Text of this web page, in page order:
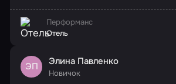
Перформанс
Отель
ЭП Элина Павленко
Новичок